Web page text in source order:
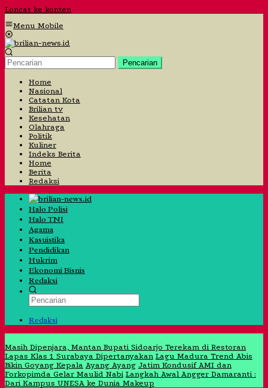
Loncat ke konten
Menu Mobile
Pencarian
Home
Nasional
Catatan Kota
Brilian tv
Kesehatan
Olahraga
Politik
Kuliner
Indeks Berita
Home
Berita
Redaksi
Halo Polisi
Halo TNI
Agama
Kasuistika
Pendidikan
Hukrim
Ekonomi Bisnis
Redaksi
Redaksi
Masih Dipenjara, Mantan Bupati Sidoarjo Terekam di Restoran
Lapas Klas 1 Surabaya Dipertanyakan Lagu Madura Trend Abis
Bikin Goyang Kepala Ayang Ayang Jatim Kondusif AMI dan
Forkopimda Gelar Maulid Nabi Langkah Awal Angger Damaranti :
Dari Kampus UNESA ke Dunia Makeup